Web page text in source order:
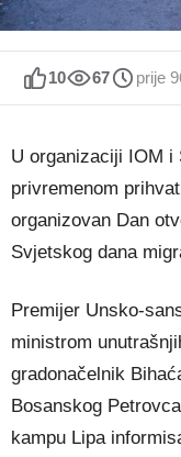
10 67 prije
U organizaciji IOM i
privremenom
organizovan Dan
Svjetskog dana
Premijer Unsko-
ministrom
gradonačelnik
Bosanskog
kampu Lipa